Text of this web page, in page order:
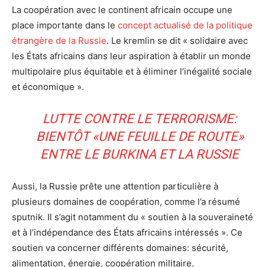
La coopération avec le continent africain occupe une
place importante dans le concept actualisé de la politique
étrangère de la Russie. Le kremlin se dit « solidaire avec
les États africains dans leur aspiration à établir un monde
multipolaire plus équitable et à éliminer l’inégalité sociale
et économique ».
LUTTE CONTRE LE TERRORISME:
BIENTÔT «UNE FEUILLE DE ROUTE»
ENTRE LE BURKINA ET LA RUSSIE
Aussi, la Russie prête une attention particulière à
plusieurs domaines de coopération, comme l’a résumé
sputnik. Il s’agit notamment du « soutien à la souveraineté
et à l’indépendance des États africains intéressés ». Ce
soutien va concerner différents domaines: sécurité,
alimentation, énergie, coopération militaire.